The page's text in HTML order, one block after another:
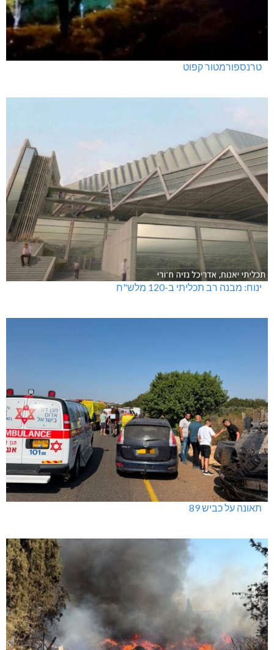
טרנספורמטור קפוט
ינוח: מבנה רב תכליתי ב-120 מלש"ח
תאונה על כביש 89